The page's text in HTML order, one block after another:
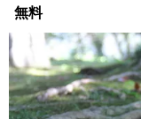
無料